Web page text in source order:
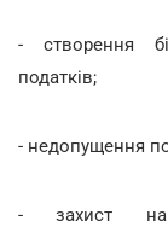
- створення
податків;
- недопущення
- захист